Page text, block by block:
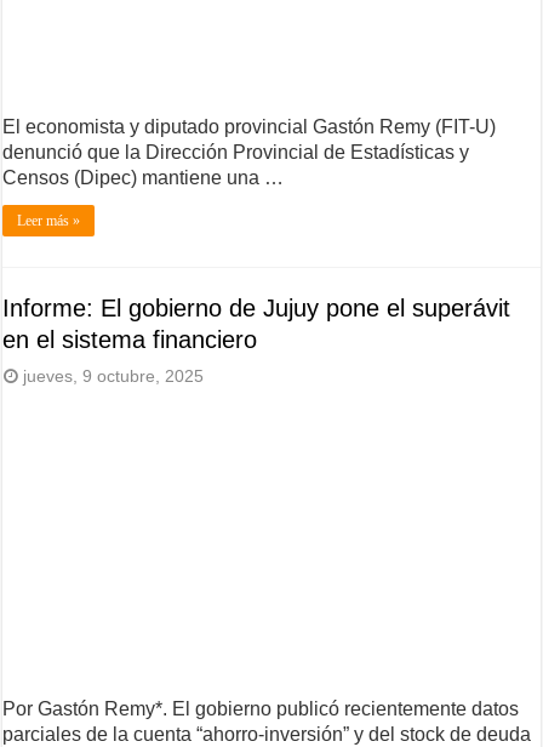
El economista y diputado provincial Gastón Remy (FIT-U)
denunció que la Dirección Provincial de Estadísticas y
Censos (Dipec) mantiene una …
Leer más »
Informe: El gobierno de Jujuy pone el superávit
en el sistema financiero
jueves, 9 octubre, 2025
Por Gastón Remy*. El gobierno publicó recientemente datos
parciales de la cuenta “ahorro-inversión” y del stock de deuda